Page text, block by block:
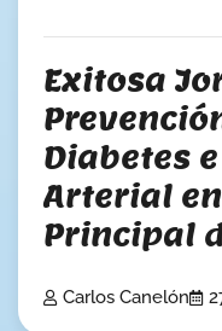
Exitosa
Diabetes
Arterial
Principal
Carlos Canelón